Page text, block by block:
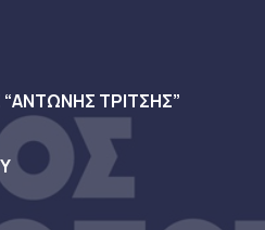
ΤΡΙΤΣΗΣ”